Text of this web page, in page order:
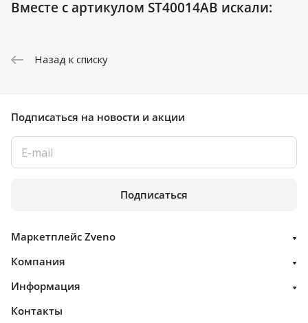
Вместе с артикулом ST40014AB искали:
Назад к списку
Подписаться на новости и акции
Подписаться
Маркетплейс Zveno
Компания
Информация
Контакты